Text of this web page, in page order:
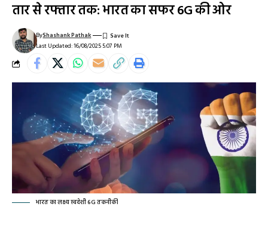
तार से रफ्तार तक: भारत का सफर 6G की ओर
Last Updated: 16/08/2025 5:07 PM
ByShashank Pathak
भारत का लक्ष्य स्वदेशी 6G तकनीकी